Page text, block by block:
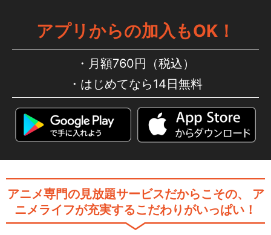
イナズマイレブン・ザ・ムー
ビー 2025
アプリからの加入もOK！
月額760円（税込）
はじめてなら14日無料
アニメ専門の見放題サービスだからこその、
ア
ニメライフが充実するこだわりがいっぱい！